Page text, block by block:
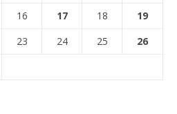
16 17 18
19
23 24 25
26